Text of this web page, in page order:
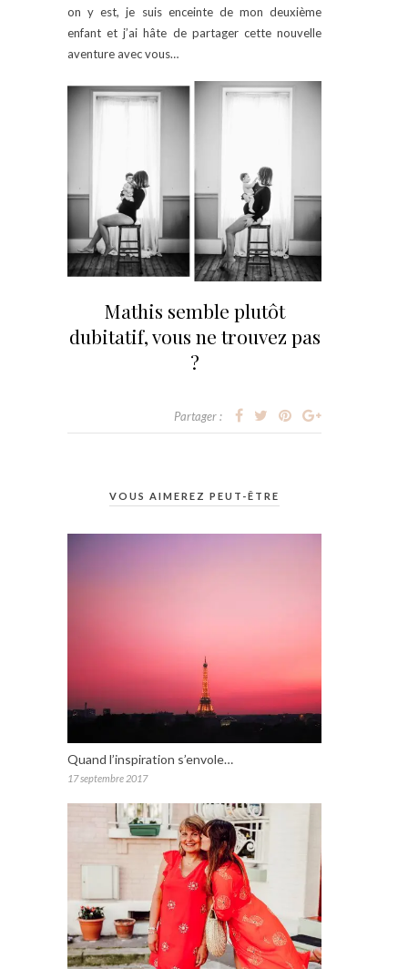
on y est, je suis enceinte de mon deuxième
enfant et j’ai hâte de partager cette nouvelle
aventure avec vous…
Mathis semble plutôt
dubitatif, vous ne trouvez pas
?
Partager :
VOUS AIMEREZ PEUT-ÊTRE
Quand l’inspiration s’envole…
17 septembre 2017